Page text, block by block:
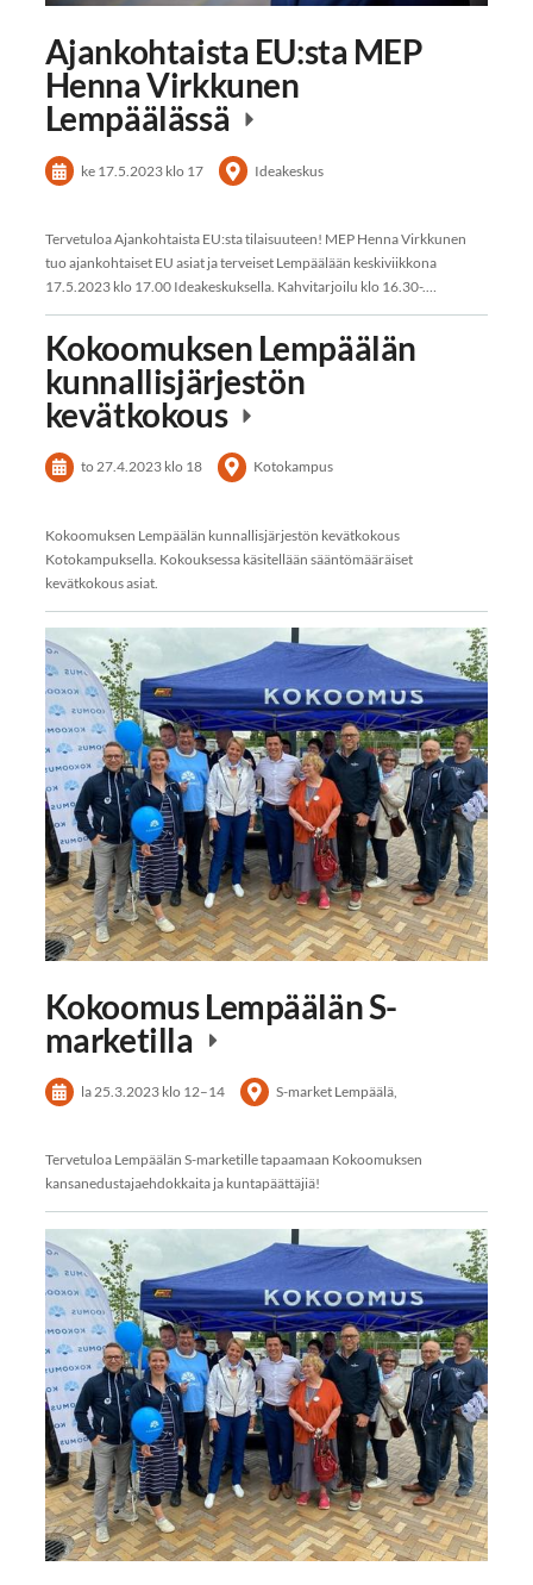
Ajankohtaista EU:sta MEP
Henna Virkkunen
Lempäälässä
ke 17.5.2023 klo 17 Ideakeskus
Tervetuloa Ajankohtaista EU:sta tilaisuuteen! MEP Henna Virkkunen
tuo ajankohtaiset EU asiat ja terveiset Lempäälään keskiviikkona
17.5.2023 klo 17.00 Ideakeskuksella. Kahvitarjoilu klo 16.30-.…
Kokoomuksen Lempäälän
kunnallisjärjestön
kevätkokous
to 27.4.2023 klo 18 Kotokampus
Kokoomuksen Lempäälän kunnallisjärjestön kevätkokous
Kotokampuksella. Kokouksessa käsitellään sääntömääräiset
kevätkokous asiat.
Kokoomus Lempäälän S-
marketilla
la 25.3.2023 klo 12–14 S-market Lempäälä,
Tervetuloa Lempäälän S-marketille tapaamaan Kokoomuksen
kansanedustajaehdokkaita ja kuntapäättäjiä!